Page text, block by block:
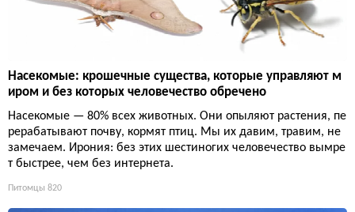
Насекомые: крошечные существа, которые управляют м
иром и без которых человечество обречено
Насекомые — 80% всех животных. Они опыляют растения, пе
рерабатывают почву, кормят птиц. Мы их давим, травим, не
замечаем. Ирония: без этих шестиногих человечество вымре
т быстрее, чем без интернета.
Питомцы 820